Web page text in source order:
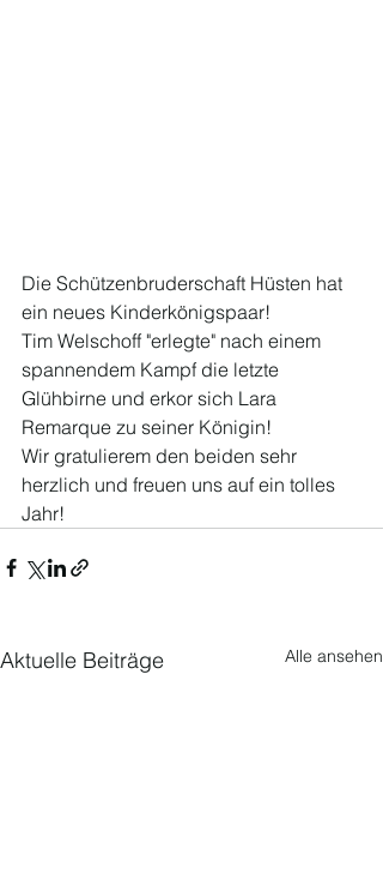
Die Schützenbruderschaft Hüsten hat
ein neues Kinderkönigspaar!
Tim Welschoff "erlegte" nach einem
spannendem Kampf die letzte
Glühbirne und erkor sich Lara
Remarque zu seiner Königin!
Wir gratulierem den beiden sehr
herzlich und freuen uns auf ein tolles
Jahr!
Aktuelle Beiträge Alle ansehen